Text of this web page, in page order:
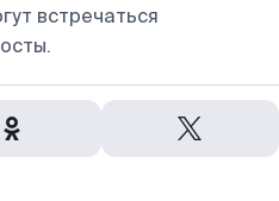
встречаться